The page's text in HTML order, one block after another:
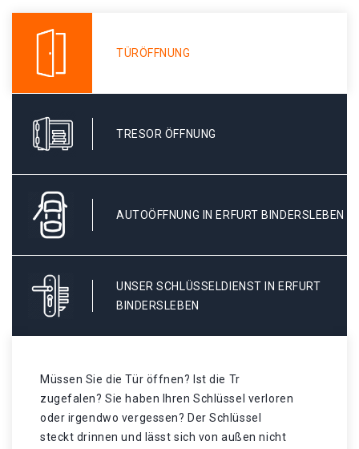
TÜRÖFFNUNG
TRESOR ÖFFNUNG
AUTOÖFFNUNG IN ERFURT BINDERSLEBEN
UNSER SCHLÜSSELDIENST IN ERFURT
BINDERSLEBEN
Müssen Sie die Tür öffnen? Ist die Tr
zugefalen? Sie haben Ihren Schlüssel verloren
oder irgendwo vergessen? Der Schlüssel
steckt drinnen und lässt sich von außen nicht